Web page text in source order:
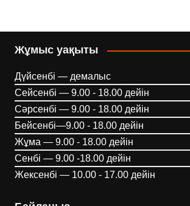
Жұмыс уақыты
Дүйсенбі — демалыс
Сейсенбі — 9.00 - 18.00 дейін
Сәрсенбі — 9.00 - 18.00 дейін
Бейсенбі—9.00 - 18.00 дейін
Жұма — 9.00 - 18.00 дейін
Сенбі — 9.00 -18.00 дейін
Жексенбі — 10.00 - 17.00 дейін